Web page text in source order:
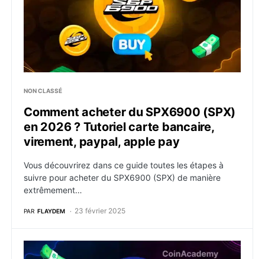
NON CLASSÉ
Comment acheter du SPX6900 (SPX)
en 2026 ? Tutoriel carte bancaire,
virement, paypal, apple pay
Vous découvrirez dans ce guide toutes les étapes à
suivre pour acheter du SPX6900 (SPX) de manière
extrêmement…
PAR FLAYDEM 23 février 2025
Comment acheter du Raydium (RAY) en 2026 ?